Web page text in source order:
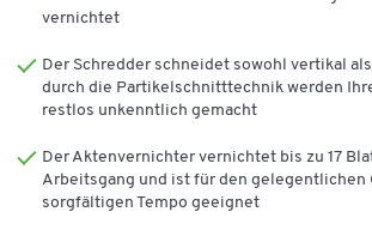
Liter-Behälter, durch das Sichtfenster ist der
sehen. Dank seiner Laufrollen ist der
leicht zu transportieren und schnell dort
gerade gebraucht wird.
Weitere Details:
vernichtet
Der Schredder schneidet sowohl vertikal
durch die Partikelschnitttechnik werden
restlos unkenntlich gemacht
Der Aktenvernichter vernichtet bis zu 17
Arbeitsgang und ist für den gelegentlichen
sorgfältigen Tempo geeignet